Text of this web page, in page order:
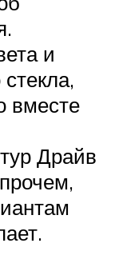
и
вместе
Драйв